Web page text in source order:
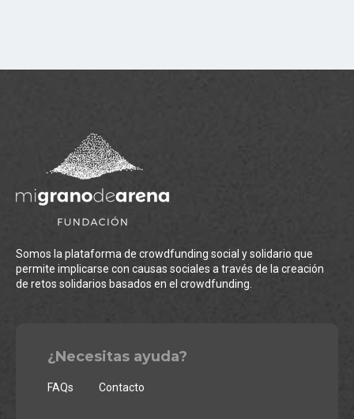
Somos la plataforma de crowdfunding social y solidario que
permite implicarse con causas sociales a través de la creación
de retos solidarios basados en el crowdfunding.
¿Necesitas ayuda?
FAQs Contacto